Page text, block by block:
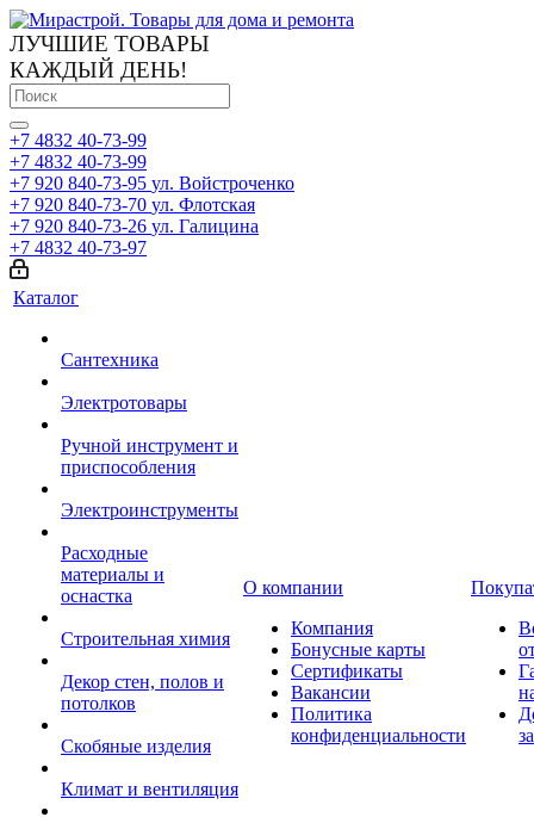
ЛУЧШИЕ ТОВАРЫ
КАЖДЫЙ ДЕНЬ!
+7 4832 40-73-99
+7 4832 40-73-99
+7 920 840-73-95 ул. Войстроченко
+7 920 840-73-70 ул. Флотская
+7 920 840-73-26 ул. Галицина
+7 4832 40-73-97
Каталог
Сантехника
Электротовары
Ручной инструмент и
приспособления
Электроинструменты
Расходные
материалы и
оснастка
Строительная химия
Декор стен, полов и
потолков
Скобяные изделия
Климат и вентиляция
О компании
Компания
Бонусные карты
Сертификаты
Вакансии
Политика
конфиденциальности